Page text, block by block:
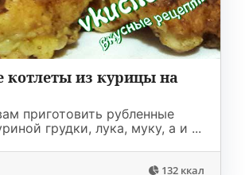
котлеты из курицы на
приготовить рубленные
грудки, лука, муку, а и ...
132 ккал